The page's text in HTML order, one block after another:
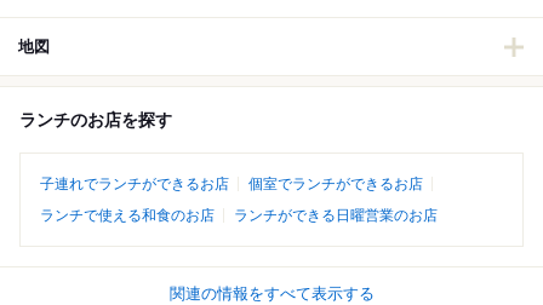
地図
ランチのお店を探す
子連れでランチができるお店
個室でランチができるお店
ランチで使える和食のお店
ランチができる日曜営業のお店
関連の情報をすべて表示する